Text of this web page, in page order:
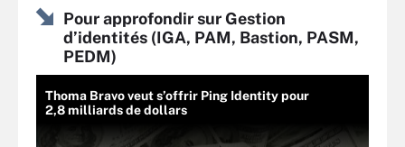
Pour approfondir sur Gestion
d’identités (IGA, PAM, Bastion, PASM,
PEDM)
Thoma Bravo veut s’offrir Ping Identity pour
2,8 milliards de dollars